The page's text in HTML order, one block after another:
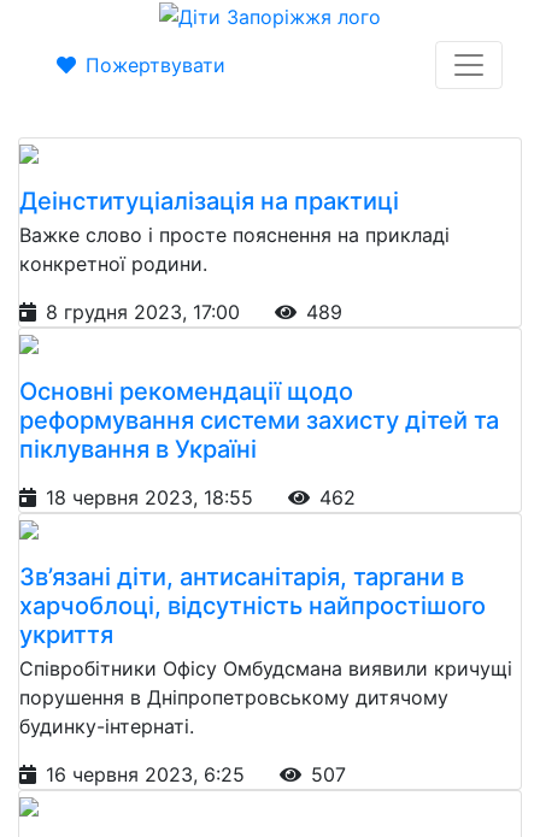
Пожертвувати
Деінституціалізація на практиці
Важке слово і просте пояснення на прикладі
конкретної родини.
8 грудня 2023, 17:00
489
Основні рекомендації щодо
реформування системи захисту дітей та
піклування в Україні
18 червня 2023, 18:55 462
Зв’язані діти, антисанітарія, таргани в
харчоблоці, відсутність найпростішого
укриття
Співробітники Офісу Омбудсмана виявили кричущі
порушення в Дніпропетровському дитячому
будинку-інтернаті.
16 червня 2023, 6:25
507